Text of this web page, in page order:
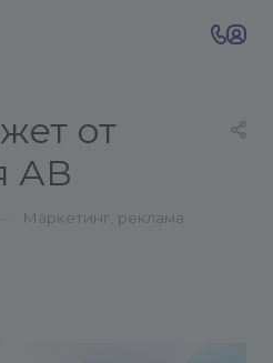
от
АВ
Маркетинг, реклама